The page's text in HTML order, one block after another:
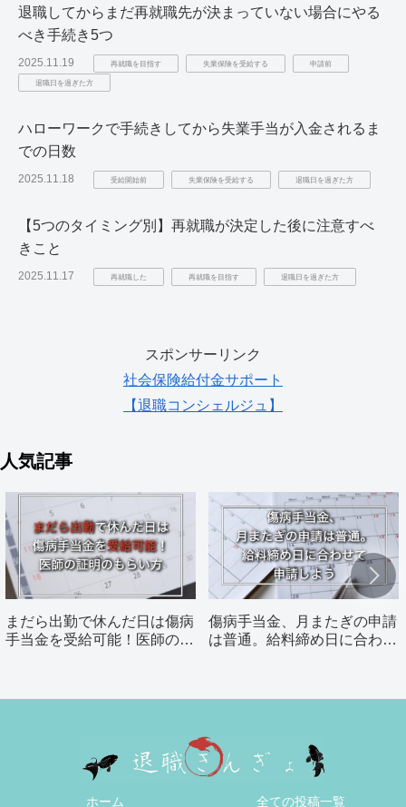
退職してからまだ再就職先が決まっていない場合にやる
べき手続き5つ
2025.11.19 再就職を目指す 失業保険を受給する 申請前
退職日を過ぎた方
ハローワークで手続きしてから失業手当が入金されるま
での日数
2025.11.18 受給開始前 失業保険を受給する 退職日を過ぎた方
【5つのタイミング別】再就職が決定した後に注意すべ
きこと
2025.11.17 再就職した 再就職を目指す 退職日を過ぎた方
スポンサーリンク
社会保険給付金サポート
【退職コンシェルジュ】
人気記事
まだら出勤で休んだ日は傷病
手当金を受給可能！医師の証
傷病手当金、月またぎの申請
は普通。給料締め日に合わせ
ホーム 全ての投稿一覧